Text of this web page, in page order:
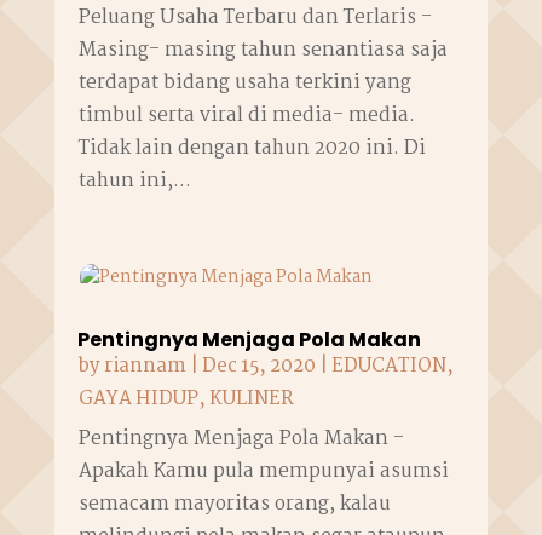
Peluang Usaha Terbaru dan Terlaris -
Masing- masing tahun senantiasa saja
terdapat bidang usaha terkini yang
timbul serta viral di media- media.
Tidak lain dengan tahun 2020 ini. Di
tahun ini,...
Pentingnya Menjaga Pola Makan
byriannam|Dec 15, 2020 | EDUCATION,
GAYA HIDUP,KULINER
Pentingnya Menjaga Pola Makan -
Apakah Kamu pula mempunyai asumsi
semacam mayoritas orang, kalau